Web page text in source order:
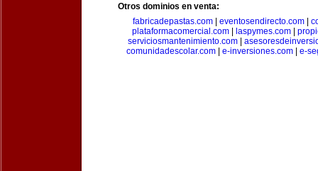
Otros dominios en venta:
fabricadepastas.com| eventosendirecto.com|
plataformacomercial.com| laspymes.com|
serviciosmantenimiento.com|
comunidadescolar.com
e-inversiones.com e-